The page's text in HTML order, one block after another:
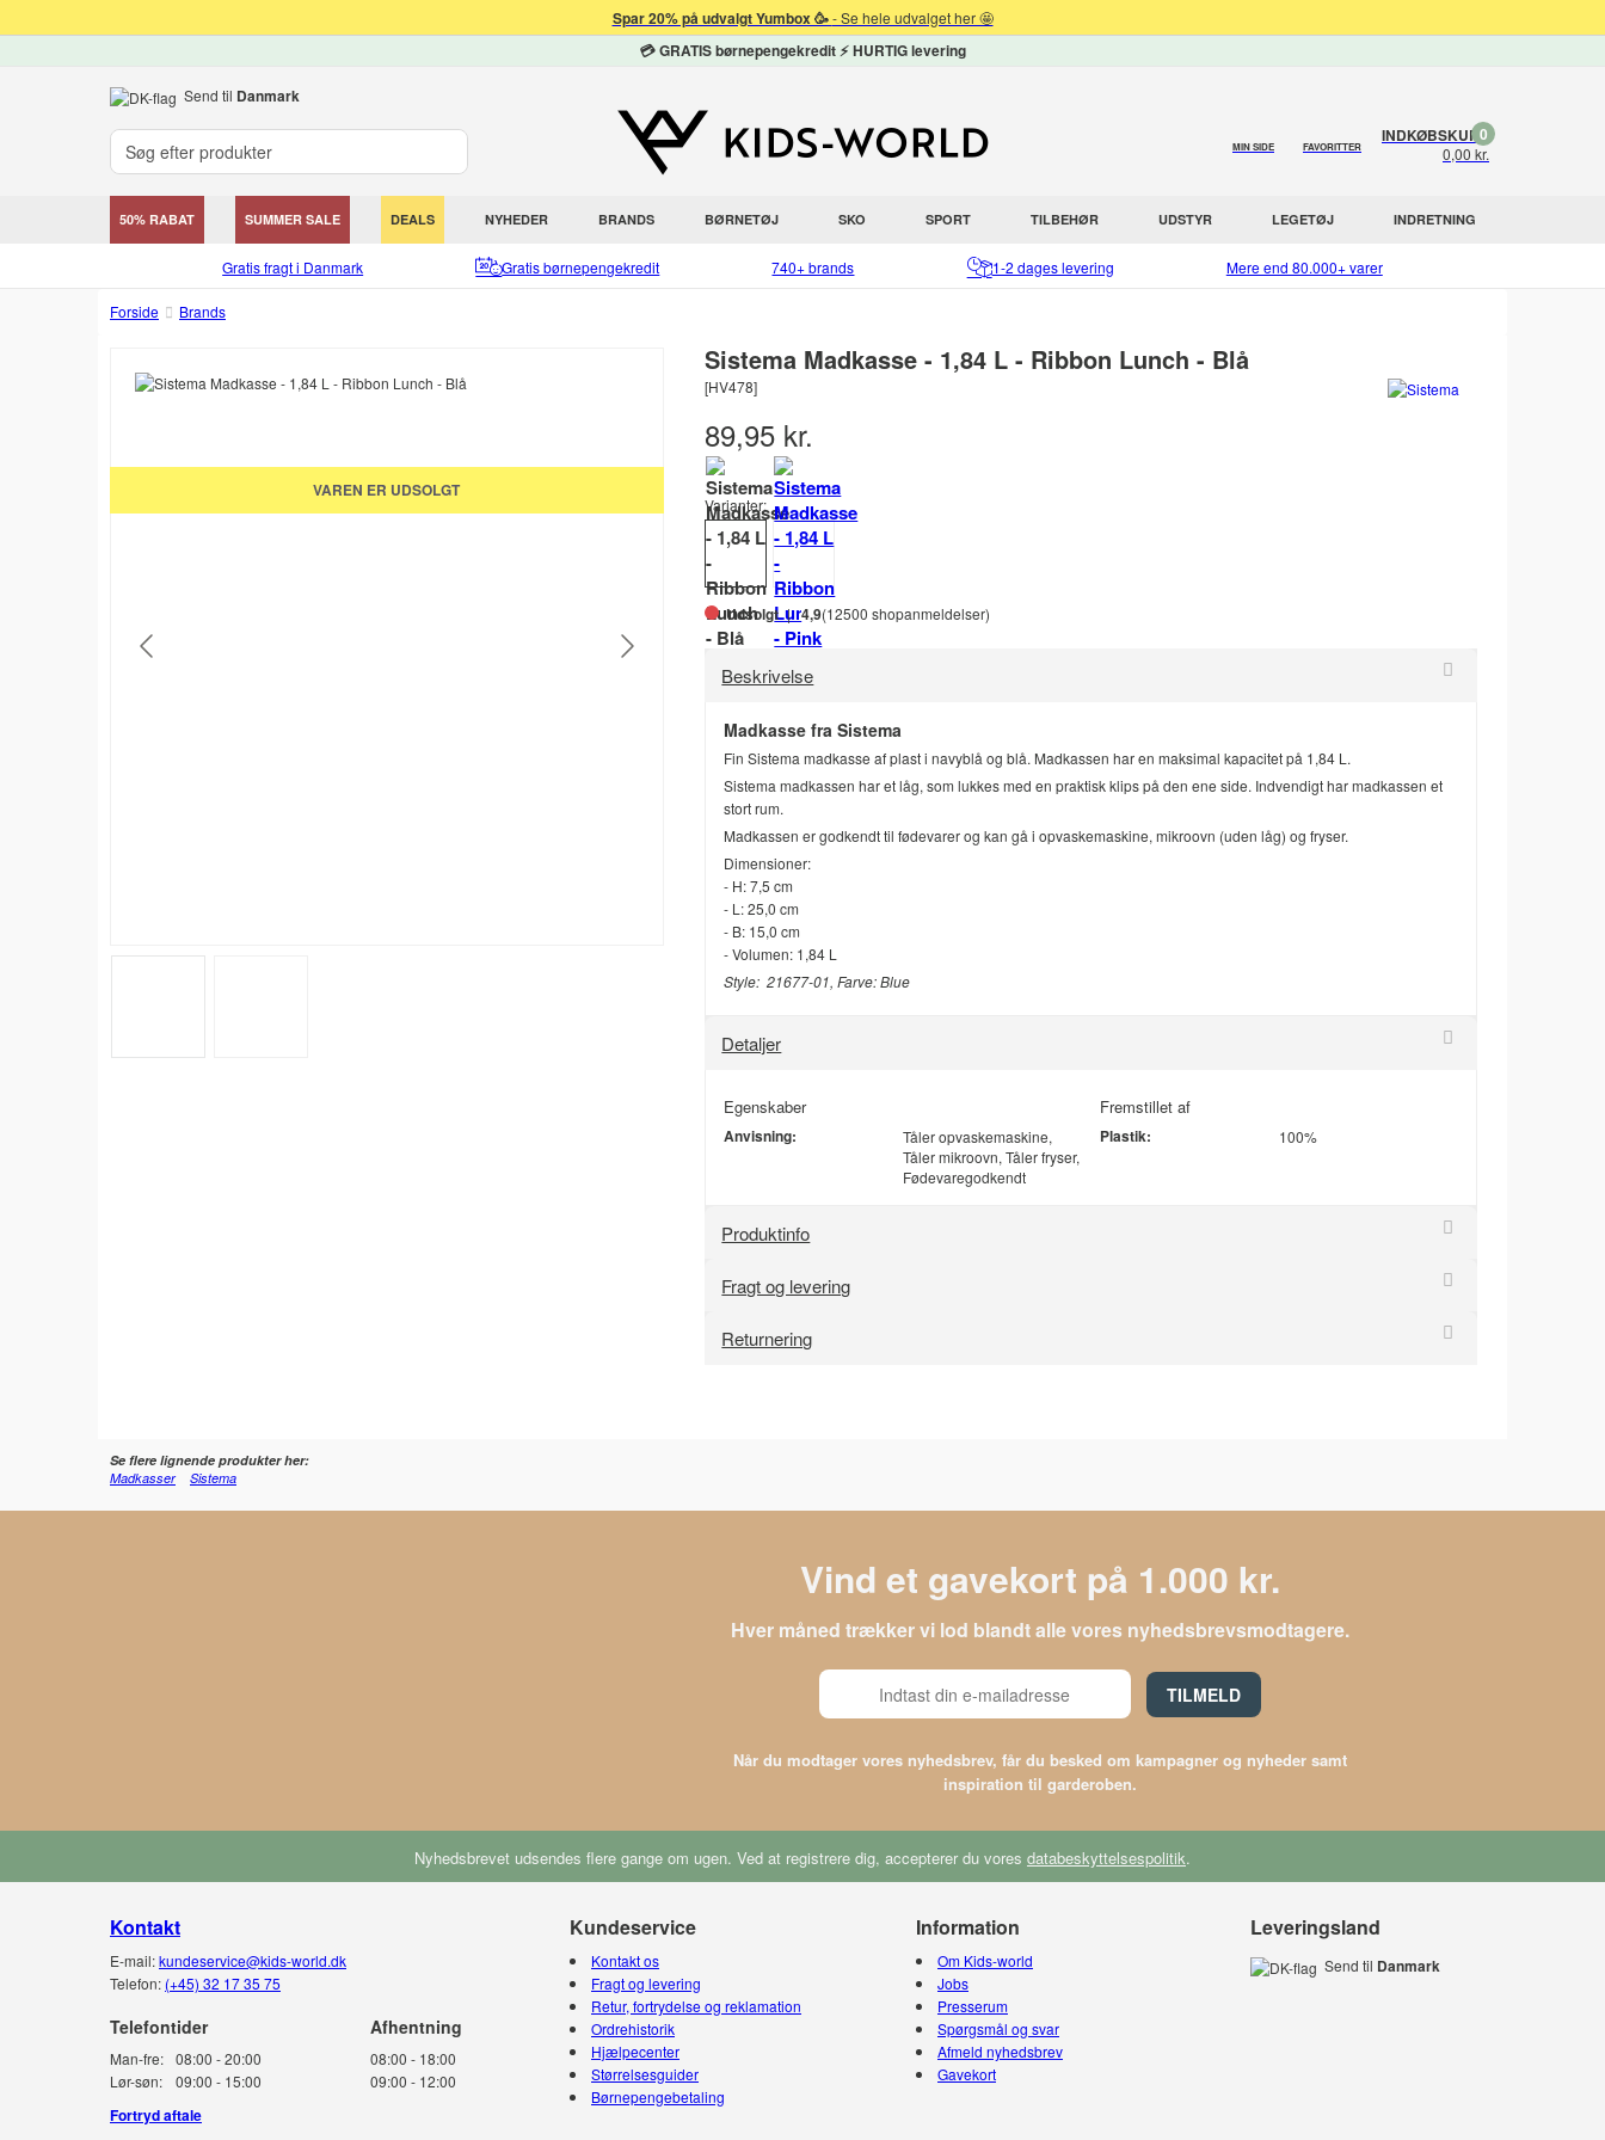
Spar 20% på udvalgt Yumbox 🥳- Se hele udvalget her 🤩
💳 GRATIS børnepengekredit ⚡ HURTIG levering
Send til Danmark
MIN SIDE FAVORITTER
INDKØBSKURV
0,00 kr.
0
50% RABAT SUMMER SALE DEALS NYHEDER BRANDS BØRNETØJ SKO SPORT TILBEHØR UDSTYR LEGETØJ INDRETNING
Gratis fragt i Danmark Gratis børnepengekredit 740+ brands 1-2 dages levering Mere end 80.000+ varer
Forside Brands
VAREN ER UDSOLGT
Sistema Madkasse - 1,84 L - Ribbon Lunch - Blå
[HV478]
89,95 kr.
Varianter:
Udsolgt 4,9(12500 shopanmeldelser)
Beskrivelse
Madkasse fra Sistema
Fin Sistema madkasse af plast i navyblå og blå. Madkassen har en maksimal kapacitet på 1,84 L.
Sistema madkassen har et låg, som lukkes med en praktisk klips på den ene side. Indvendigt har madkassen et
stort rum.
Madkassen er godkendt til fødevarer og kan gå i opvaskemaskine, mikroovn (uden låg) og fryser.
Dimensioner:
- H: 7,5 cm
- L: 25,0 cm
- B: 15,0 cm
- Volumen: 1,84 L
Style: 21677-01, Farve: Blue
Detaljer
Egenskaber
Anvisning:
Tåler opvaskemaskine,
Tåler mikroovn, Tåler fryser,
Fødevaregodkendt
Fremstillet af
Plastik: 100%
Produktinfo
Fragt og levering
Returnering
Se flere lignende produkter her:
Madkasser
Sistema
Vind et gavekort på 1.000 kr.
Hver måned trækker vi lod blandt alle vores nyhedsbrevsmodtagere.
TILMELD
Når du modtager vores nyhedsbrev, får du besked om kampagner og nyheder samt
inspiration til garderoben.
Nyhedsbrevet udsendes flere gange om ugen. Ved at registrere dig, accepterer du vores databeskyttelsespolitik.
Kontakt
E-mail:kundeservice@kids-world.dk
Telefon: (+45) 32 17 35 75
Telefontider
Man-fre: 08:00 - 20:00
Lør-søn:
09:00 - 15:00
08:00 - 18:00
09:00 - 12:00
Fortryd aftale
Kundeservice
Kontakt os
Fragt og levering
Retur, fortrydelse og reklamation
Ordrehistorik
Hjælpecenter
Størrelsesguider
Børnepengebetaling
Information
Om Kids-world
Jobs
Presserum
Spørgsmål og svar
Afmeld nyhedsbrev
Gavekort
Leveringsland
Send til Danmark